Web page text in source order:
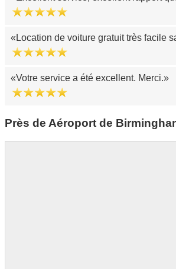
Location de voiture gratuit très facile
Votre service a été excellent. Merci.
Près de Aéroport de